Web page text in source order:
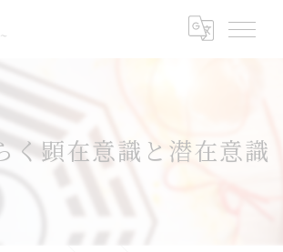
く顕在意識と潜在意識